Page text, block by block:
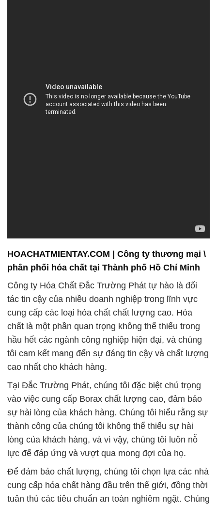
HOACHATMIENTAY.COM | Công ty thương mại \
phân phối hóa chất tại Thành phố Hồ Chí Minh
Công ty Hóa Chất Đắc Trường Phát tự hào là đối
tác tin cậy của nhiều doanh nghiệp trong lĩnh vực
cung cấp các loại hóa chất chất lượng cao. Hóa
chất là một phần quan trọng không thể thiếu trong
hầu hết các ngành công nghiệp hiện đại, và chúng
tôi cam kết mang đến sự đáng tin cậy và chất lượng
cao nhất cho khách hàng.
Tại Đắc Trường Phát, chúng tôi đặc biệt chú trọng
vào việc cung cấp Borax chất lượng cao, đảm bảo
sự hài lòng của khách hàng. Chúng tôi hiểu rằng sự
thành công của chúng tôi không thể thiếu sự hài
lòng của khách hàng, và vì vậy, chúng tôi luôn nỗ
lực để đáp ứng và vượt qua mong đợi của họ.
Để đảm bảo chất lượng, chúng tôi chọn lựa các nhà
cung cấp hóa chất hàng đầu trên thế giới, đồng thời
tuân thủ các tiêu chuẩn an toàn nghiêm ngặt. Chúng